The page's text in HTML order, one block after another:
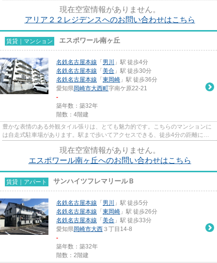
現在空室情報がありません。
アリア２２レジデンスへのお問い合わせはこちら
賃貸｜マンション エスポワール南ヶ丘
名鉄名古屋本線 「 男川
」駅 徒歩4分
名鉄名古屋本線 「 美合 」駅 徒歩30分
名鉄名古屋本線 「 東岡崎 」駅 徒歩36分
愛知県岡崎市大西町字南ケ原22-21
-
築年数：築32年
階数：4階建
豊かな表情のある外観タイル張りは、とても魅力的です。こちらのマンションに
は自走式駐車場があります。駅まで歩いてアクセスできる、徒歩4分の距離に立
現在空室情報がありません。
エスポワール南ヶ丘へのお問い合わせはこちら
賃貸｜アパート サンハイツフレマリールＢ
名鉄名古屋本線 「 男川
」駅 徒歩5分
名鉄名古屋本線 「 東岡崎 」駅 徒歩26分
名鉄名古屋本線 「 美合 」駅 徒歩33分
愛知県岡崎市大西 ３丁目14-8
-
築年数：築32年
階数：2階建